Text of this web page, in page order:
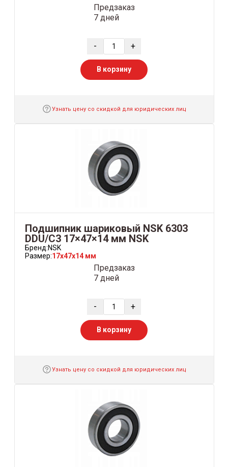
Предзаказ
7 дней
- +
В корзину
Узнать цену со скидкой для юридических лиц
Подшипник шариковый NSK 6303
DDU/C3 17×47×14 мм NSK
Бренд:NSK
Размер:17x47x14 мм
Предзаказ
7 дней
- +
В корзину
Узнать цену со скидкой для юридических лиц